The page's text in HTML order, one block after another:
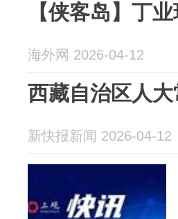
【侠客岛】丁
海外网 2026-04-12
西藏自治区人
新快报新闻 2026-04-12